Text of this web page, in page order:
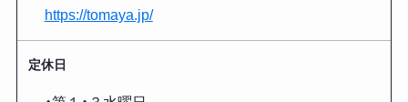
https://tomaya.jp/
定休日